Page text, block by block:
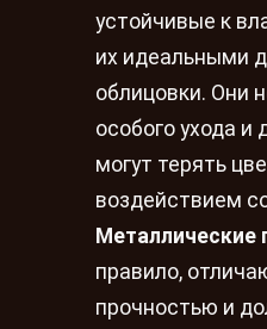
устойчивые к
их идеальными
облицовки. Они
особого ухода и
могут терять
воздействием
Металлические
правило,
прочностью и